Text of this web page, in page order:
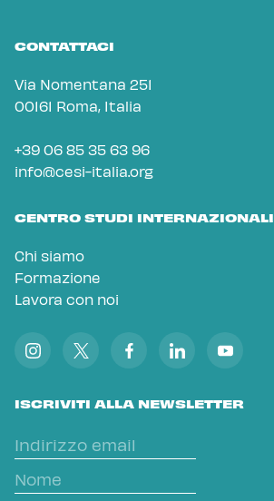
CONTATTACI
Via Nomentana 251
00161 Roma, Italia
+39 06 85 35 63 96
info@cesi-italia.org
CENTRO STUDI INTERNAZIONALI
Chi siamo
Formazione
Lavora con noi
ISCRIVITI ALLA NEWSLETTER